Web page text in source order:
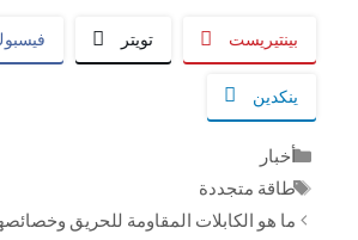
تويتر بينتيريست
ينكدين
التصنيفات
أخبار
العلامات
طاقة متجددة
ما هو الكابلات المقاومة للحريق